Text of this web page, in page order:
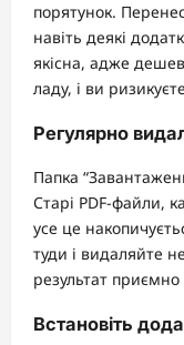
порятунок.
навіть деякі
якісна, адже
ладу, і ви
Регулярно
Папка
Старі PDF-файли,
усе це
туди і видаляйте
результат приємно
Встановіть